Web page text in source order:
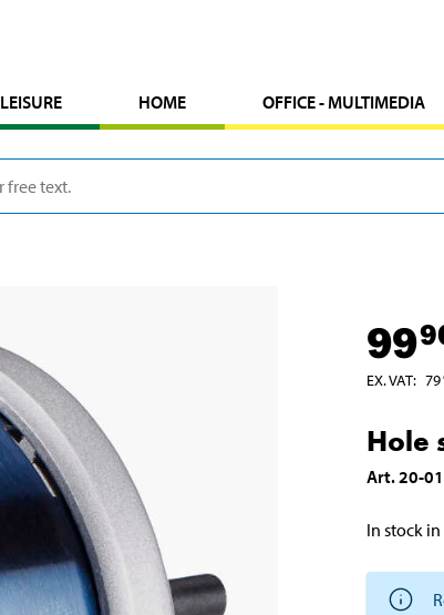
LEISURE HOME OFFICE - MULTIMEDIA
99
EX. VAT: 79
Hole
Art.20-
In stock in